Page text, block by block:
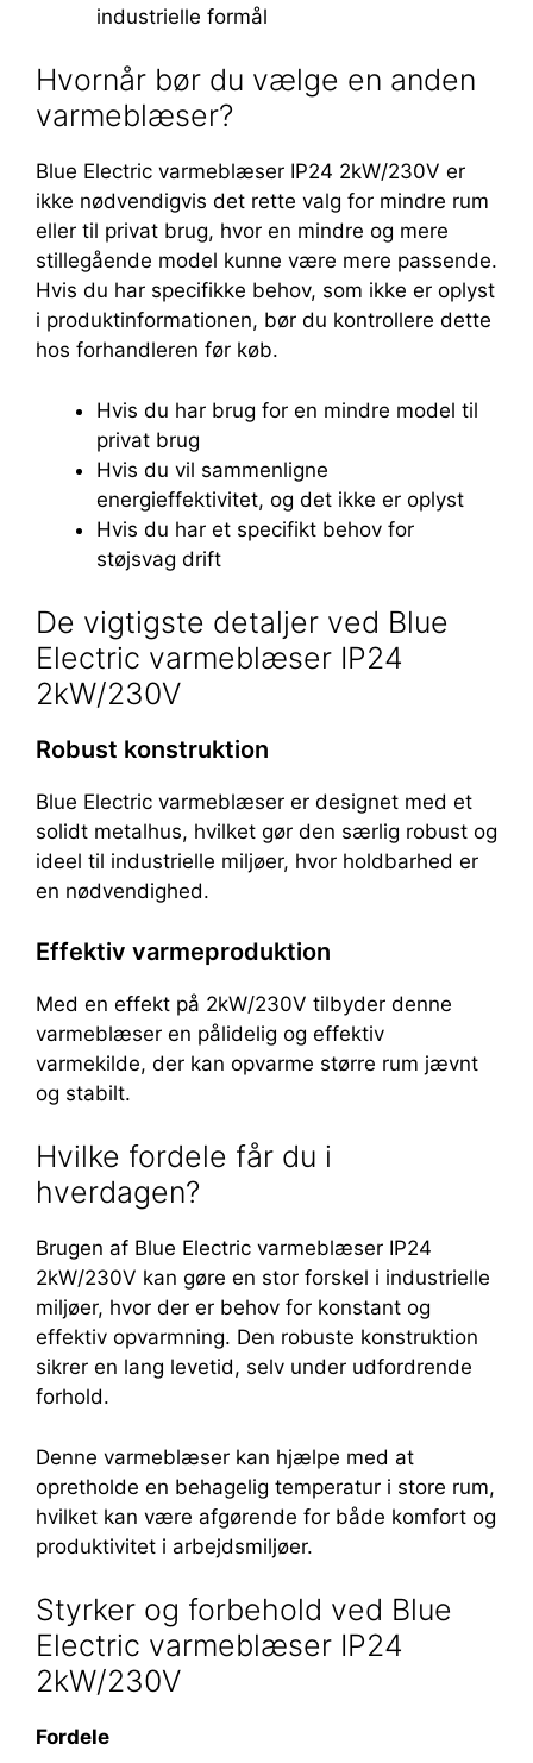
industrielle formål
Hvornår bør du vælge en anden
varmeblæser?
Blue Electric varmeblæser IP24 2kW/230V er
ikke nødvendigvis det rette valg for mindre rum
eller til privat brug, hvor en mindre og mere
stillegående model kunne være mere passende.
Hvis du har specifikke behov, som ikke er oplyst
i produktinformationen, bør du kontrollere dette
hos forhandleren før køb.
Hvis du har brug for en mindre model til
privat brug
Hvis du vil sammenligne
energieffektivitet, og det ikke er oplyst
Hvis du har et specifikt behov for
støjsvag drift
De vigtigste detaljer ved Blue
Electric varmeblæser IP24
2kW/230V
Robust konstruktion
Blue Electric varmeblæser er designet med et
solidt metalhus, hvilket gør den særlig robust og
ideel til industrielle miljøer, hvor holdbarhed er
en nødvendighed.
Effektiv varmeproduktion
Med en effekt på 2kW/230V tilbyder denne
varmeblæser en pålidelig og effektiv
varmekilde, der kan opvarme større rum jævnt
og stabilt.
Hvilke fordele får du i
hverdagen?
Brugen af Blue Electric varmeblæser IP24
2kW/230V kan gøre en stor forskel i industrielle
miljøer, hvor der er behov for konstant og
effektiv opvarmning. Den robuste konstruktion
sikrer en lang levetid, selv under udfordrende
forhold.
Denne varmeblæser kan hjælpe med at
opretholde en behagelig temperatur i store rum,
hvilket kan være afgørende for både komfort og
produktivitet i arbejdsmiljøer.
Styrker og forbehold ved Blue
Electric varmeblæser IP24
2kW/230V
Fordele